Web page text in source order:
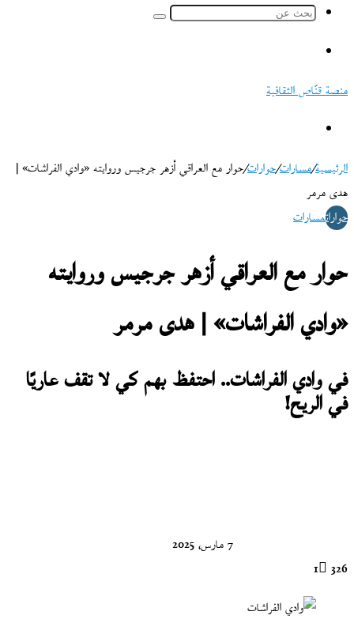
الموقع
منصة قنّاص الثقافية
الرئيسية/مسارات/حوارات/حوار مع العراقي أزهر جرجيس وروايته «وادي الفراشات» |
هدى مرمر
حواراتمسارات
حوار مع العراقي أزهر جرجيس وروايته
«وادي الفراشات» | هدى مرمر
في وادي الفراشات.. احتفظ بهم كي لا تقف عاريًا
في الريح!
7 مارس، 2025
1 326